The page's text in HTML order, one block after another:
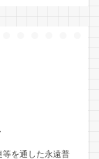
等を通した永遠普